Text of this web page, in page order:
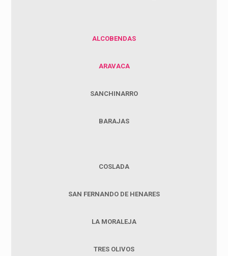
ALCOBENDAS
ARAVACA
SANCHINARRO
BARAJAS
COSLADA
SAN FERNANDO DE HENARES
LA MORALEJA
TRES OLIVOS